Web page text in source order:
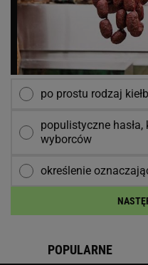
po prostu rodzaj
populistyczne
wyborców
określenie
POPULARNE